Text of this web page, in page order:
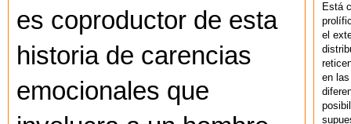
es coproductor de esta
historia de carencias
emocionales que
Está
el
en